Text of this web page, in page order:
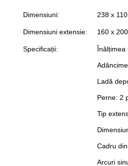
Dimensiuni: 238 x
Dimensiuni extensie: 160 x
Specificații: Înălțimea
Ladă
Perne: 2
Tip
Cadru
Arcuri